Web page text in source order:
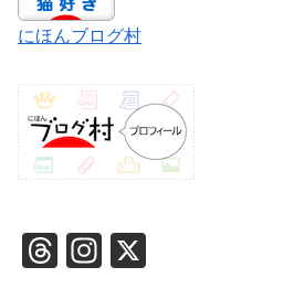
にほんブログ村
T
In